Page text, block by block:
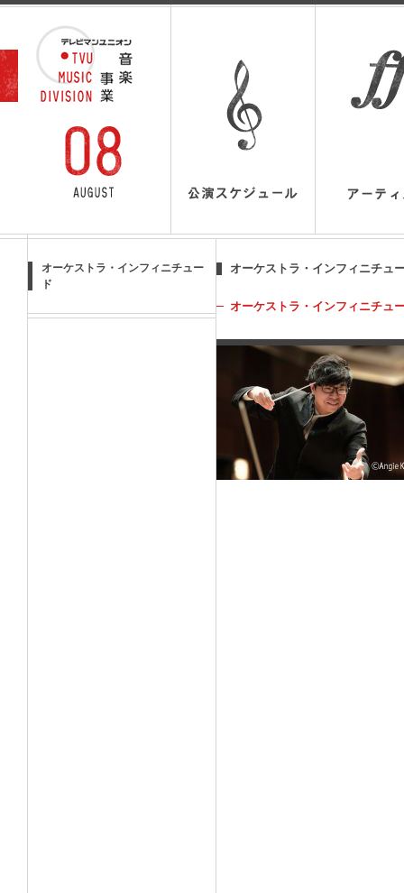
オーケストラ・インフィニチュ
オーケストラ・インフィニチュ
オーケストラ・インフィニチュー
ド